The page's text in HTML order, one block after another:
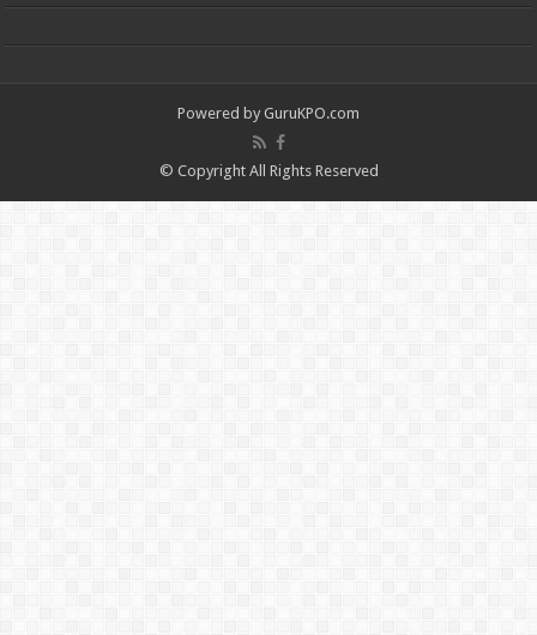
Powered by GuruKPO.com
© Copyright All Rights Reserved